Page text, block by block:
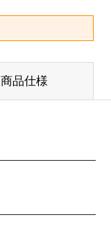
商品仕様